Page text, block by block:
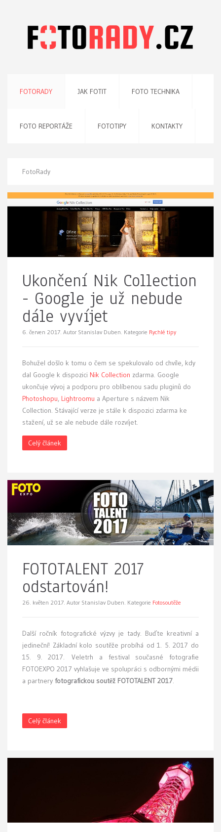
FOTORADY JAK FOTIT FOTO TECHNIKA
FOTO REPORTÁŽE FOTOTIPY KONTAKTY
FotoRady
Ukončení Nik Collection
- Google je už nebude
dále vyvíjet
6. červen 2017. Autor Stanislav Duben. Kategorie Rychlé tipy
Bohužel došlo k tomu o čem se spekulovalo od chvíle, kdy
dal Google k dispozici Nik Collection zdarma. Google
ukončuje vývoj a podporu pro oblíbenou sadu pluginů do
Photoshopu, Lightroomu a Aperture s názvem Nik
Collection. Stávající verze je stále k dispozici zdarma ke
stažení, už se ale nebude dále rozvíjet.
Celý článek
FOTOTALENT 2017
odstartován!
26. květen 2017. Autor Stanislav Duben. Kategorie Fotosoutěže
Další ročník fotografické výzvy je tady. Buďte kreativní a
jedineční! Základní kolo soutěže probíhá od 1. 5. 2017 do
15. 9. 2017. Veletrh a festival současné fotografie
FOTOEXPO 2017 vyhlašuje ve spolupráci s odbornými médii
a partnery fotografickou soutěž FOTOTALENT 2017.
Celý článek